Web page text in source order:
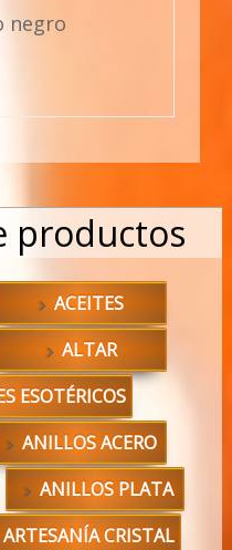
productos
ACEITES
ALTAR
ESOTÉRICOS
ANILLOS ACERO
ANILLOS PLATA
ARTESANÍA CRISTAL